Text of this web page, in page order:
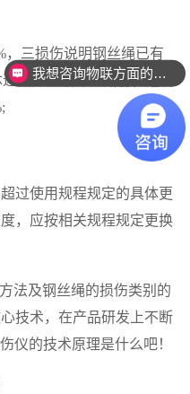
，三损伤说明钢丝绳已有
渐产生破坏性威胁，危害
过使用规程规定的具体更
，应按相关规程规定更换
法及钢丝绳的损伤类别的
技术，在产品研发上不断
仪的技术原理是什么吧！
我想咨询物联方面的产品。